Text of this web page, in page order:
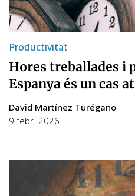
Productivitat
Hores treballades i
Espanya és un cas
David Martínez Turégano
9 febr. 2026